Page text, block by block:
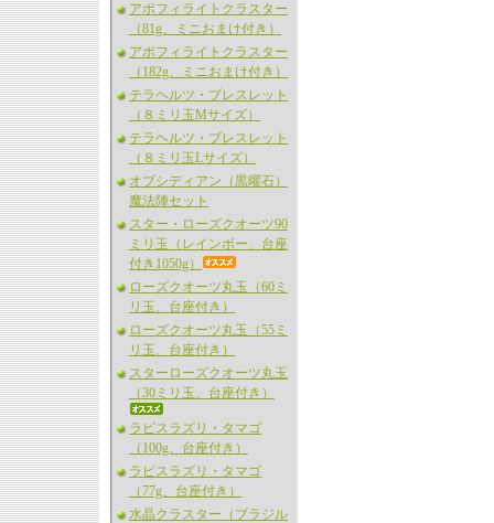
アポフィライトクラスター
（81g、ミニおまけ付き）
アポフィライトクラスター
（182g、ミニおまけ付き）
テラヘルツ・ブレスレット
（８ミリ玉Mサイズ）
テラヘルツ・ブレスレット
（８ミリ玉Lサイズ）
オブシディアン（黒曜石）
魔法陣セット
スター・ローズクオーツ90
ミリ玉（レインボー、台座
付き1050g）
ローズクオーツ丸玉（60ミ
リ玉、台座付き）
ローズクオーツ丸玉（55ミ
リ玉、台座付き）
スターローズクオーツ丸玉
（30ミリ玉、台座付き）
ラピスラズリ・タマゴ
（100g、台座付き）
ラピスラズリ・タマゴ
（77g、台座付き）
水晶クラスター（ブラジル